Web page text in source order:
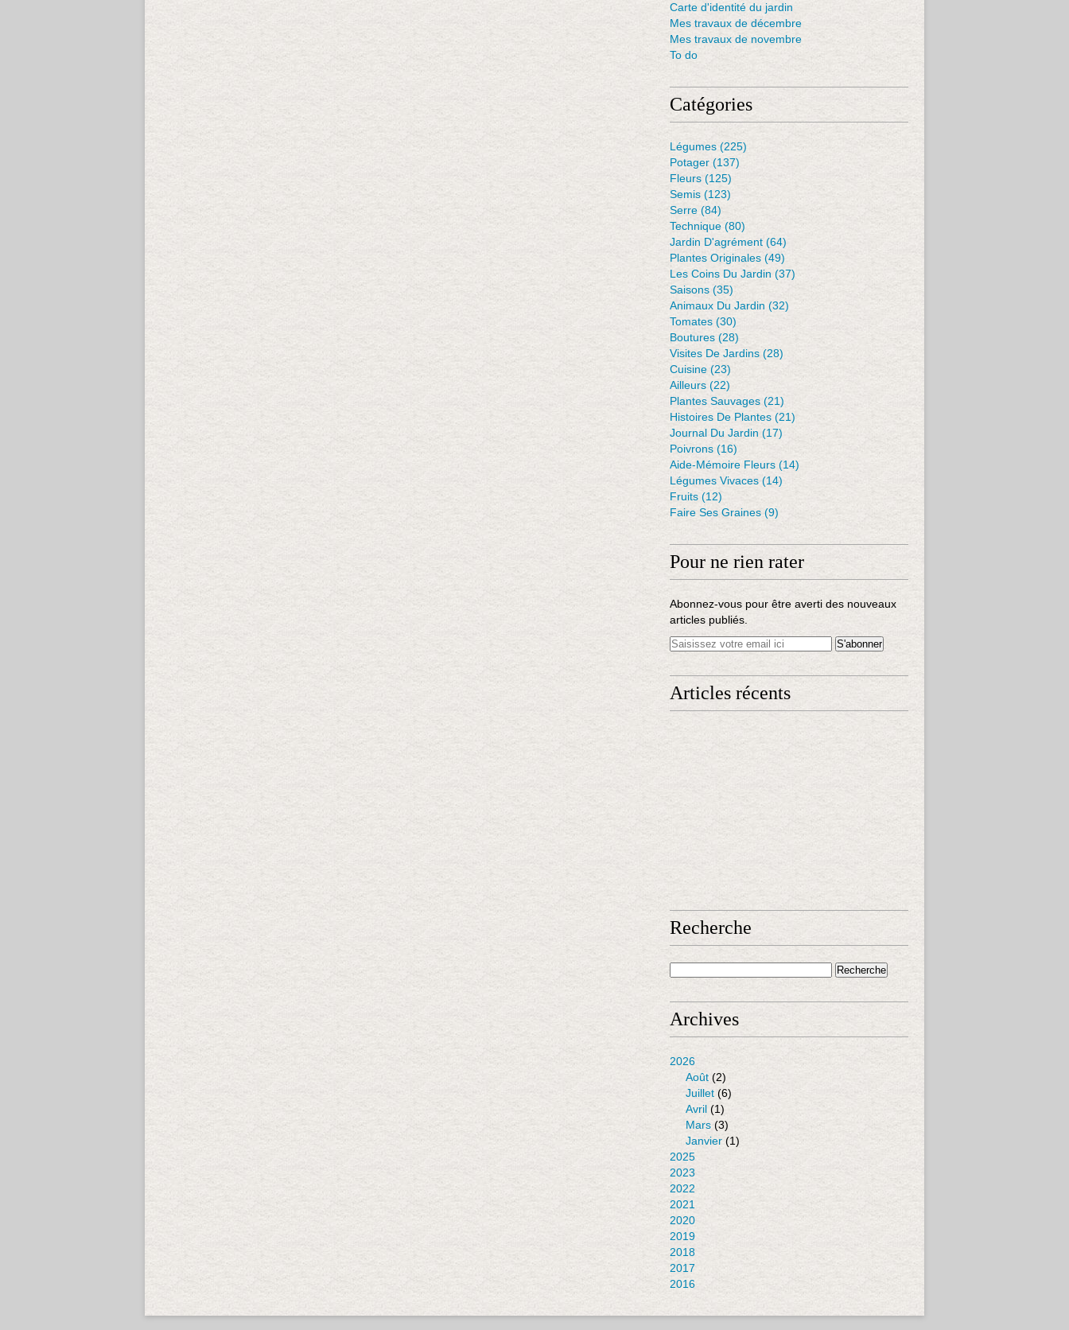
Carte d'identité du jardin
Mes travaux de décembre
Mes travaux de novembre
To do
Catégories
Légumes (225)
Potager (137)
Fleurs (125)
Semis (123)
Serre (84)
Technique (80)
Jardin D'agrément (64)
Plantes Originales (49)
Les Coins Du Jardin (37)
Saisons (35)
Animaux Du Jardin (32)
Tomates (30)
Boutures (28)
Visites De Jardins (28)
Cuisine (23)
Ailleurs (22)
Plantes Sauvages (21)
Histoires De Plantes (21)
Journal Du Jardin (17)
Poivrons (16)
Aide-Mémoire Fleurs (14)
Légumes Vivaces(14)
Fruits (12)
Faire Ses Graines (9)
Pour ne rien rater
Abonnez-vous pour être averti des nouveaux
articles publiés.
Articles récents
Recherche
Archives
2026
Août (2)
Juillet (6)
Avril (1)
Mars (3)
Janvier (1)
2025
2023
2022
2021
2020
2019
2018
2017
2016